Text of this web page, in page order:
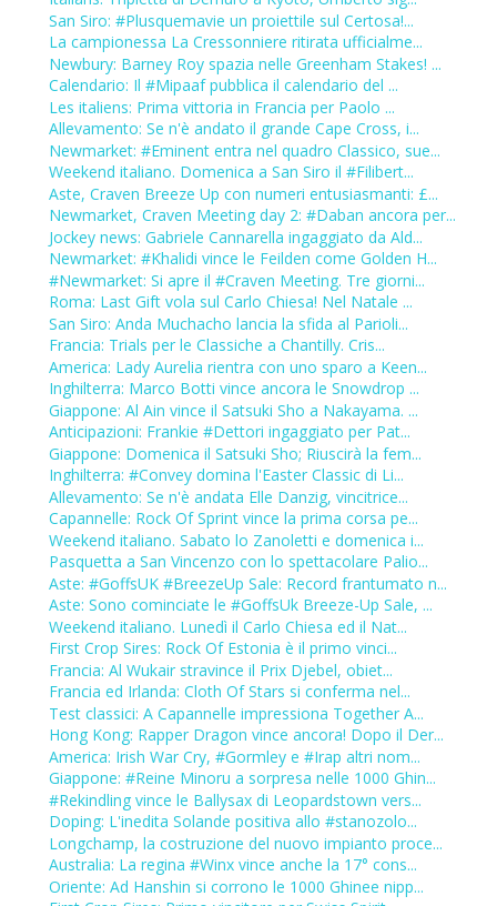
San Siro: #Plusquemavie un proiettile sul Certosa!...
La campionessa La Cressonniere ritirata ufficialme...
Newbury: Barney Roy spazia nelle Greenham Stakes! ...
Calendario: Il #Mipaaf pubblica il calendario del ...
Les italiens: Prima vittoria in Francia per Paolo ...
Allevamento: Se n'è andato il grande Cape Cross, i...
Newmarket: #Eminent entra nel quadro Classico, sue...
Weekend italiano. Domenica a San Siro il #Filibert...
Aste, Craven Breeze Up con numeri entusiasmanti: £...
Newmarket, Craven Meeting day 2: #Daban ancora per...
Jockey news: Gabriele Cannarella ingaggiato da Ald...
Newmarket: #Khalidi vince le Feilden come Golden H...
#Newmarket: Si apre il #Craven Meeting. Tre giorni...
Roma: Last Gift vola sul Carlo Chiesa! Nel Natale ...
San Siro: Anda Muchacho lancia la sfida al Parioli...
Francia: Trials per le Classiche a Chantilly. Cris...
America: Lady Aurelia rientra con uno sparo a Keen...
Inghilterra: Marco Botti vince ancora le Snowdrop ...
Giappone: Al Ain vince il Satsuki Sho a Nakayama. ...
Anticipazioni: Frankie #Dettori ingaggiato per Pat...
Giappone: Domenica il Satsuki Sho; Riuscirà la fem...
Inghilterra: #Convey domina l'Easter Classic di Li...
Allevamento: Se n'è andata Elle Danzig, vincitrice...
Capannelle: Rock Of Sprint vince la prima corsa pe...
Weekend italiano. Sabato lo Zanoletti e domenica i...
Pasquetta a San Vincenzo con lo spettacolare Palio...
Aste: #GoffsUK #BreezeUp Sale: Record frantumato n...
Aste: Sono cominciate le #GoffsUk Breeze-Up Sale, ...
Weekend italiano. Lunedì il Carlo Chiesa ed il Nat...
First Crop Sires: Rock Of Estonia è il primo vinci...
Francia: Al Wukair stravince il Prix Djebel, obiet...
Francia ed Irlanda: Cloth Of Stars si conferma nel...
Test classici: A Capannelle impressiona Together A...
Hong Kong: Rapper Dragon vince ancora! Dopo il Der...
America: Irish War Cry, #Gormley e #Irap altri nom...
Giappone: #Reine Minoru a sorpresa nelle 1000 Ghin...
#Rekindling vince le Ballysax di Leopardstown vers...
Doping: L'inedita Solande positiva allo #stanozolo...
Longchamp, la costruzione del nuovo impianto proce...
Australia: La regina #Winx vince anche la 17° cons...
Oriente: Ad Hanshin si corrono le 1000 Ghinee nipp...